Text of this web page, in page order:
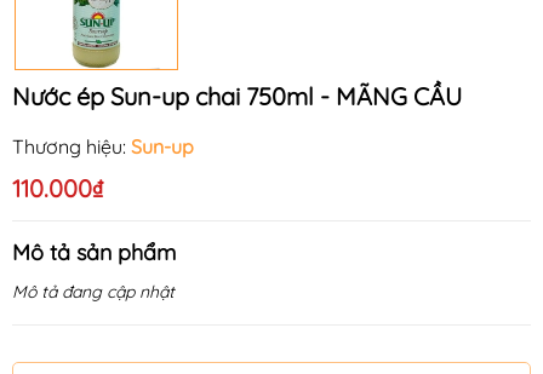
Nước ép Sun-up chai 750ml - MÃNG CẦU
Thương hiệu: Sun-up
110.000₫
Mô tả sản phẩm
Mô tả đang cập nhật